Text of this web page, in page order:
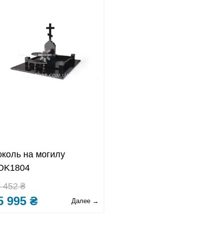
на могилу
452 ₴
995 ₴ Далее →